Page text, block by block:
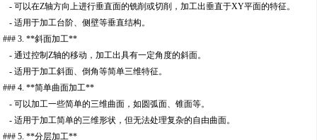
- 可以在Z轴方向上进行垂直面的铣削或切削，加工出垂直于XY平面的特征。
- 适用于加工台阶、侧壁等垂直结构。
### 3. **斜面加工**
- 通过控制Z轴的移动，加工出具有一定角度的斜面。
- 适用于加工斜面、倒角等简单三维特征。
### 4. **简单曲面加工**
- 可以加工一些简单的三维曲面，如圆弧面、锥面等。
- 适用于加工简单的三维形状，但无法处理复杂的自由曲面。
### 5. **分层加工**